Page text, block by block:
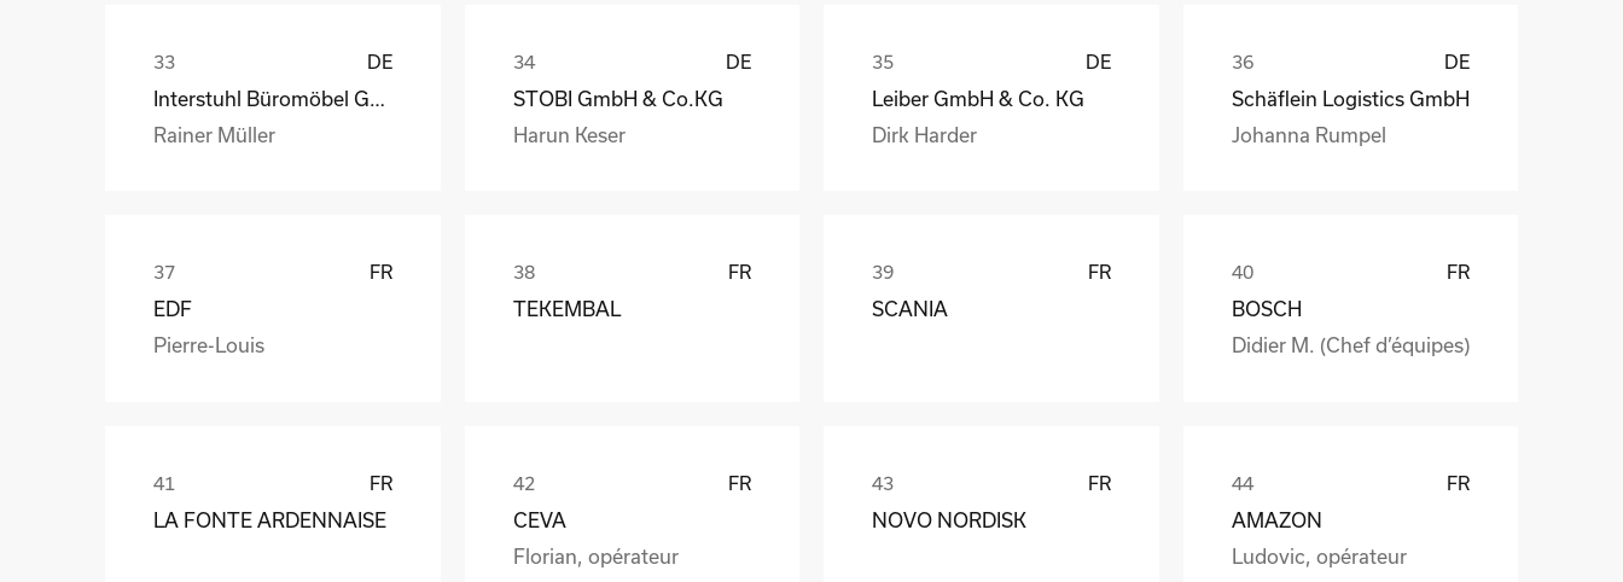
DE
Interstuhl Büromöbel GmbH & Co. KG
Rainer Müller
DE
STOBI GmbH & Co.KG
Harun Keser
DE
Leiber GmbH & Co. KG
Dirk Harder
DE
Schäflein Logistics GmbH
Johanna Rumpel
FR
EDF
Pierre-Louis
FR
TEKEMBAL
FR
SCANIA
FR
BOSCH
Didier M. (Chef d’équipes)
FR
LA FONTE ARDENNAISE
FR
CEVA
Florian, opérateur
FR
NOVO NORDISK
FR
AMAZON
Ludovic, opérateur